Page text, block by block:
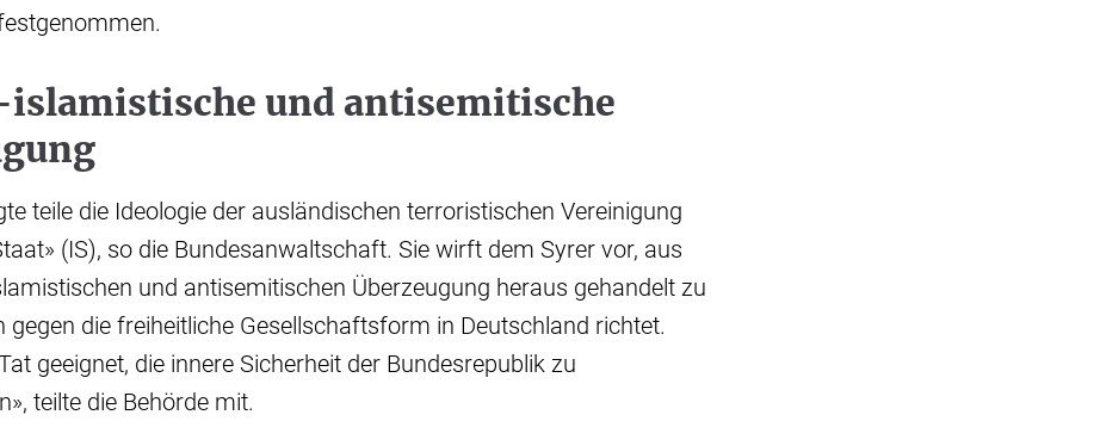
und antisemitische
teile die Ideologie der ausländischen terroristischen Vereinigung
(IS), so die Bundesanwaltschaft. Sie wirft dem Syrer vor, aus
und antisemitischen Überzeugung heraus gehandelt zu
gegen die freiheitliche Gesellschaftsform in Deutschland richtet.
geeignet, die innere Sicherheit der Bundesrepublik zu
teilte die Behörde mit.